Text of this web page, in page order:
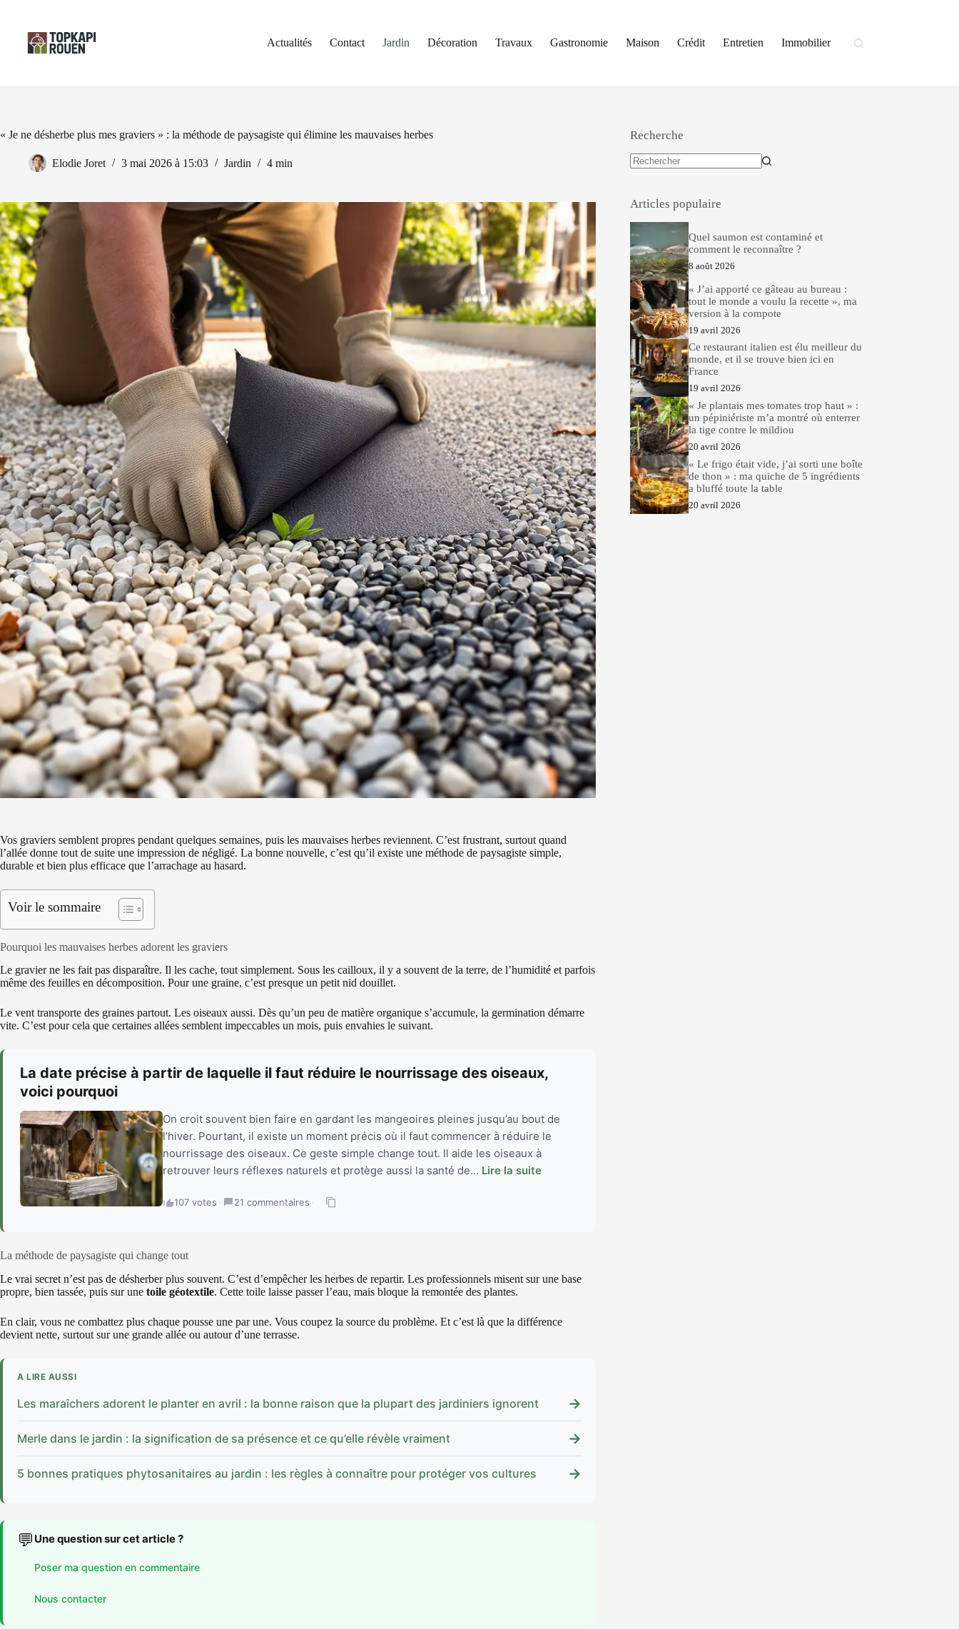
contenu
Actualités
Contact Jardin Décoration Travaux Gastronomie Maison Crédit Entretien Immobilier
« Je ne désherbe plus mes graviers » : la méthode de paysagiste qui élimine les mauvaises herbes
Elodie Joret 3 mai 2026 à 15:03 Jardin 4 min
Vos graviers semblent propres pendant quelques semaines, puis les mauvaises herbes reviennent. C’est frustrant, surtout quand
l’allée donne tout de suite une impression de négligé. La bonne nouvelle, c’est qu’il existe une méthode de paysagiste simple,
durable et bien plus efficace que l’arrachage au hasard.
Voir le sommaire
Pourquoi les mauvaises herbes adorent les graviers
Le gravier ne les fait pas disparaître. Il les cache, tout simplement. Sous les cailloux, il y a souvent de la terre, de l’humidité et parfois
même des feuilles en décomposition. Pour une graine, c’est presque un petit nid douillet.
Le vent transporte des graines partout. Les oiseaux aussi. Dès qu’un peu de matière organique s’accumule, la germination démarre
vite. C’est pour cela que certaines allées semblent impeccables un mois, puis envahies le suivant.
La date précise à partir de laquelle il faut réduire le nourrissage des oiseaux,
voici pourquoi
On croit souvent bien faire en gardant les mangeoires pleines jusqu’au bout de
l’hiver. Pourtant, il existe un moment précis où il faut commencer à réduire le
nourrissage des oiseaux. Ce geste simple change tout. Il aide les oiseaux à
retrouver leurs réflexes naturels et protège aussi la santé de... Lire la suite
107 votes · 21 commentaires ·
La méthode de paysagiste qui change tout
Le vrai secret n’est pas de désherber plus souvent. C’est d’empêcher les herbes de repartir. Les professionnels misent sur une base
propre, bien tassée, puis sur une toile géotextile. Cette toile laisse passer l’eau, mais bloque la remontée des plantes.
En clair, vous ne combattez plus chaque pousse une par une. Vous coupez la source du problème. Et c’est là que la différence
devient nette, surtout sur une grande allée ou autour d’une terrasse.
A LIRE AUSSI
Les maraîchers adorent le planter en avril : la bonne raison que la plupart des jardiniers ignorent →
Merle dans le jardin : la signification de sa présence et ce qu’elle révèle vraiment →
5 bonnes pratiques phytosanitaires au jardin : les règles à connaître pour protéger vos cultures →
💬 Une question sur cet article ?
Poser ma question en commentaire
Nous contacter
Recherche
Articles populaire
Quel saumon est contaminé et
comment le reconnaître ?
8 août 2026
« J’ai apporté ce gâteau au bureau :
tout le monde a voulu la recette », ma
version à la compote
19 avril 2026
Ce restaurant italien est élu meilleur du
monde, et il se trouve bien ici en
France
19 avril 2026
« Je plantais mes tomates trop haut » :
un pépiniériste m’a montré où enterrer
la tige contre le mildiou
20 avril 2026
« Le frigo était vide, j’ai sorti une boîte
de thon » : ma quiche de 5 ingrédients
a bluffé toute la table
20 avril 2026